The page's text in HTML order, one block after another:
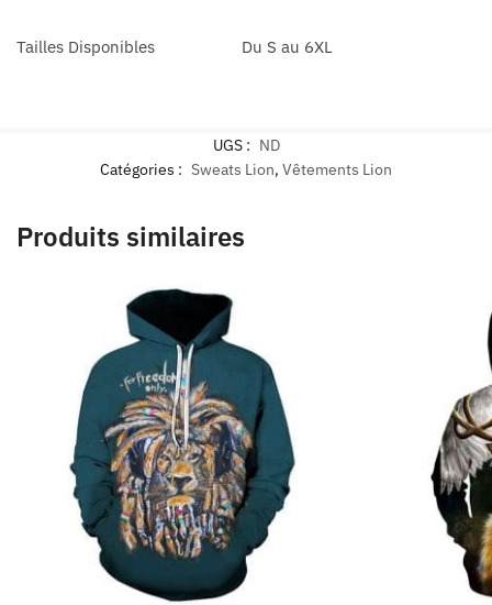
Tailles Disponibles Du S au 6XL
UGS : ND
Catégories : Sweats Lion, Vêtements Lion
Produits similaires